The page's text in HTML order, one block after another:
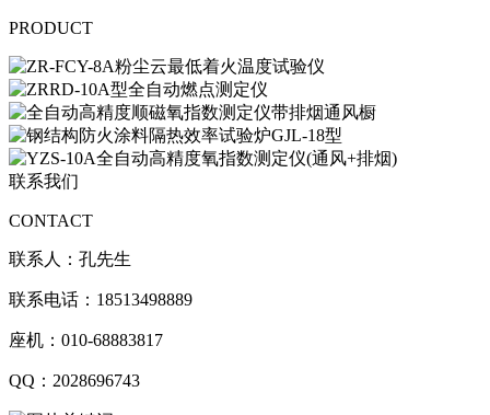
PRODUCT
联系我们
CONTACT
联系人：孔先生
联系电话：18513498889
座机：010-68883817
QQ：2028696743